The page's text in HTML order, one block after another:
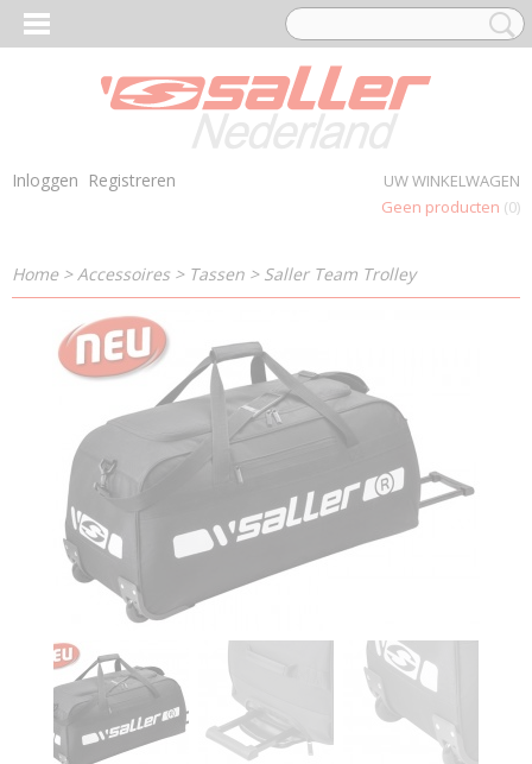
Inloggen Registreren
UW WINKELWAGEN
Geen producten (0)
Home> Accessoires > Tassen > Saller Team Trolley